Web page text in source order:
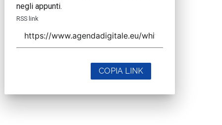
negli appunti.
RSS link
COPIA LINK